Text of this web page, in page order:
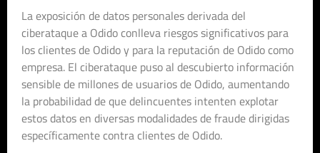
La exposición de datos personales derivada del
ciberataque a Odido conlleva riesgos significativos para
los clientes de Odido y para la reputación de Odido como
empresa. El ciberataque puso al descubierto información
sensible de millones de usuarios de Odido, aumentando
la probabilidad de que delincuentes intenten explotar
estos datos en diversas modalidades de fraude dirigidas
específicamente contra clientes de Odido.